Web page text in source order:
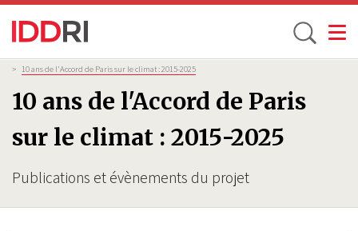
Aller
au
contenu
principal
Toggle
10 ans de l'Accord de Paris
sur le climat : 2015-2025
Publications et évènements du projet
Fil
d'Ariane
> 10 ans de l'Accord de Paris sur le climat : 2015-2025